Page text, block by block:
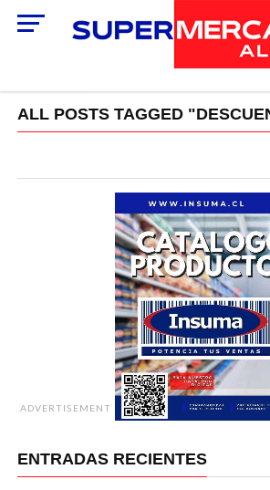
ALL POSTS TAGGED
ADVERTISEMENT
ENTRADAS RECIENTES